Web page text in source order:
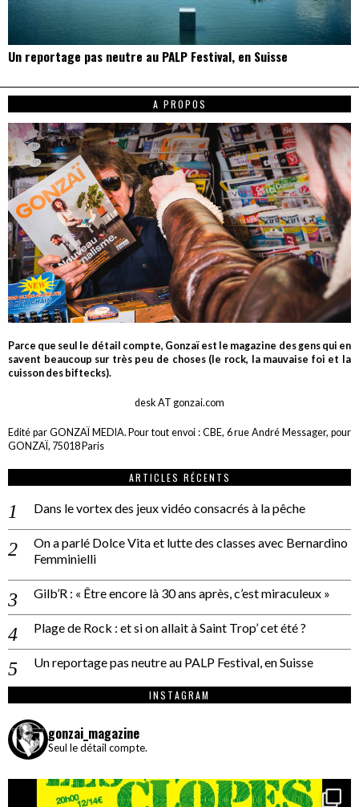
Un reportage pas neutre au PALP Festival, en Suisse
A PROPOS
Parce que seul le détail compte, Gonzaï est le magazine des gens qui en
savent beaucoup sur très peu de choses (le rock, la mauvaise foi et la
cuisson des biftecks).
desk AT gonzai.com
Edité par GONZAÏ MEDIA. Pour tout envoi : CBE, 6 rue André Messager, pour
GONZAÏ, 75018 Paris
ARTICLES RÉCENTS
Dans le vortex des jeux vidéo consacrés à la pêche
On a parlé Dolce Vita et lutte des classes avec Bernardino
Femminielli
Gilb’R : « Être encore là 30 ans après, c’est miraculeux »
Plage de Rock : et si on allait à Saint Trop’ cet été ?
Un reportage pas neutre au PALP Festival, en Suisse
INSTAGRAM
gonzai_magazine
Seul le détail compte.